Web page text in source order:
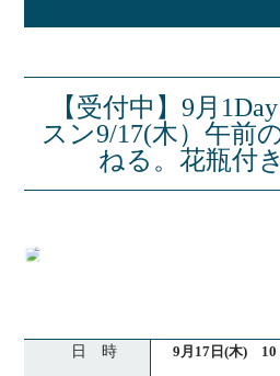
【受付中】9月
スン9/17(木）午前
ねる。花瓶付
日 時 9月17日(木) 10